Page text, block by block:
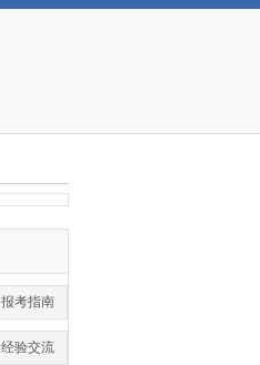
报考指南
经验交流